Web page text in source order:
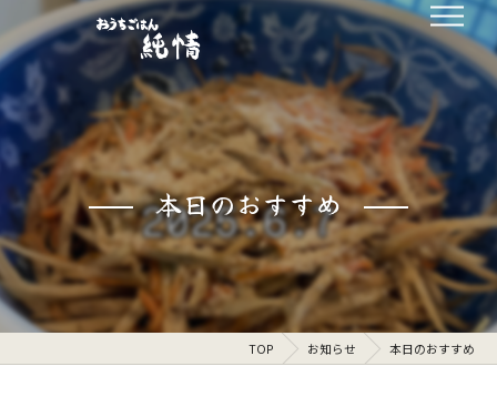
本日のおすすめ
TOP お知らせ 本日のおすすめ